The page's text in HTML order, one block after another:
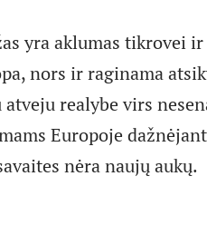
yra aklumas tikrovei
nors ir raginama
realybe virs
Europoje
nėra naujų aukų.